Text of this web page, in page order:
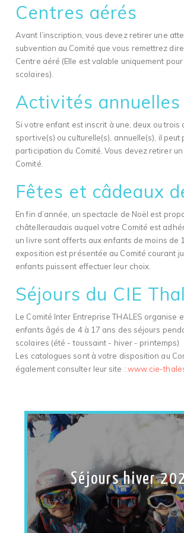
Centres aérés
Avant l’inscription, vous devez retirer une
subvention au Comité que vous remettrez
Centre aéré (Elle est valable uniquement
scolaires).
Activités annuelles
Si votre enfant est inscrit à une, deux ou trois
sportive(s) ou culturelle(s), annuelle(s), il peut
participation du Comité. Vous devez retirer
Comité.
Fêtes et câdeaux
En fin d’année, un spectacle de Noël est
châtelleraudais auquel votre Comité est
un livre sont offerts aux enfants de moins de
exposition est présentée au Comité courant
enfants puissent effectuer leur choix.
Séjours du CIE
Le Comité Inter Entreprise THALES organise
enfants âgés de 4 à 17 ans des séjours
scolaires (été - toussaint - hiver - printemps)
Les catalogues sont à votre disposition au
également consulter leur site : www.cie-
Séjours hiver